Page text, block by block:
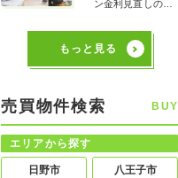
もっと見る
売買物件検索 BUY
エリアから探す
日野市 八王子市